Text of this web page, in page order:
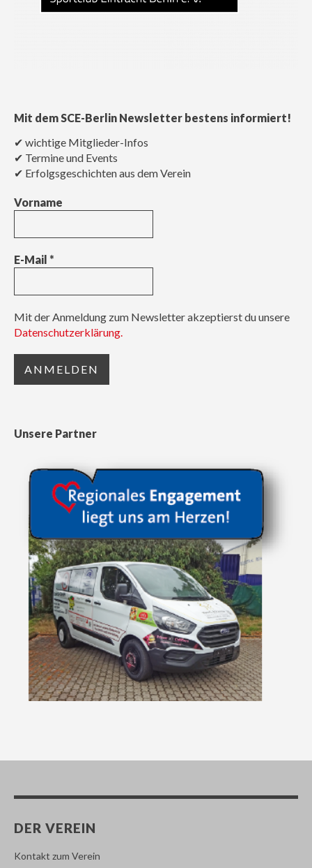
Mit dem SCE-Berlin Newsletter bestens informiert!
✔ wichtige Mitglieder-Infos
✔ Termine und Events
✔ Erfolgsgeschichten aus dem Verein
Vorname
E-Mail *
Mit der Anmeldung zum Newsletter akzeptierst du unsere
Datenschutzerklärung.
Unsere Partner
DER VEREIN
Kontakt zum Verein